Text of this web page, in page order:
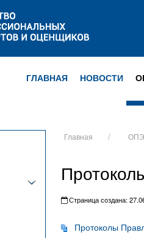
ГЛАВНАЯ НОВОСТИ
Главная
Страница создана:
Протоколы